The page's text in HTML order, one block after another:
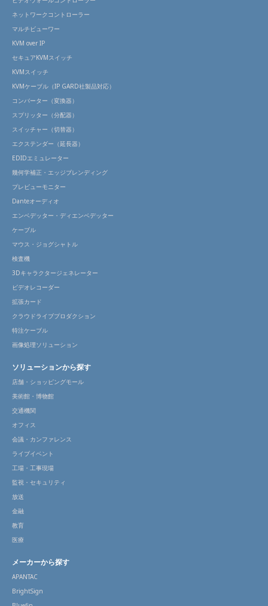
ネットワークコントローラー
マルチビューワー
KVM over IP
セキュアKVMスイッチ
KVMスイッチ
KVMケーブル（IP GARD社製品対応）
コンバーター（変換器）
スプリッター（分配器）
スイッチャー（切替器）
エクステンダー（延長器）
EDIDエミュレーター
幾何学補正・エッジブレンディング
プレビューモニター
Danteオーディオ
エンベデッター・ディエンベデッター
ケーブル
マウス・ジョグシャトル
検査機
3Dキャラクタージェネレーター
ビデオレコーダー
拡張カード
クラウドライブプロダクション
特注ケーブル
画像処理ソリューション
ソリューションから探す
店舗・ショッピングモール
美術館・博物館
交通機関
オフィス
会議・カンファレンス
ライブイベント
工場・工事現場
監視・セキュリティ
放送
金融
教育
医療
メーカーから探す
APANTAC
BrightSign